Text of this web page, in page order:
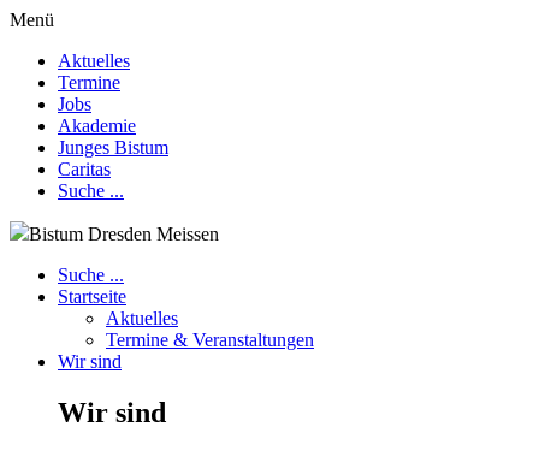
Menü
Aktuelles
Termine
Jobs
Akademie
Junges Bistum
Caritas
Suche ...
Bistum Dresden Meissen
Suche ...
Startseite
Aktuelles
Termine & Veranstaltungen
Wir sind
Wir sind